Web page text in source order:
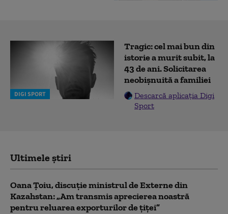
DIGI SPORT
Tragic: cel mai bun din
istorie a murit subit, la
43 de ani. Solicitarea
neobișnuită a familiei
Descarcă aplicația Digi
Sport
Ultimele știri
Oana Țoiu, discuție ministrul de Externe din
Kazahstan: „Am transmis aprecierea noastră
pentru reluarea exporturilor de țiței”